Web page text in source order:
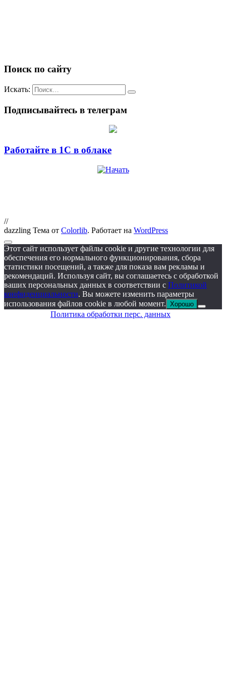
Поиск по сайту
Искать:
Подписывайтесь в телеграм
Работайте в 1С в облаке
//
dazzling Тема от Colorlib. Работает на WordPress
Этот сайт использует файлы cookie и другие технологии для
обеспечения его нормального функционирования, сбора
статистики посещений, а также для показа вам рекламы и
рекомендаций. Используя сайт, вы соглашаетесь с обработкой
ваших персональных данных в соответствии с Политикой
конфиденциальности. Вы можете изменить параметры
использования файлов cookie в любой момент. Хорошо
Политика обработки перс. данных